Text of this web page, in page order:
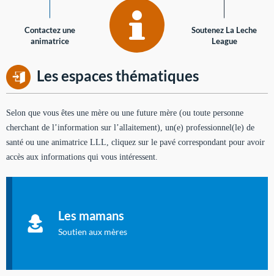
Contactez une
animatrice
Soutenez La Leche
League
Les espaces thématiques
Selon que vous êtes une mère ou une future mère (ou toute personne
cherchant de l’information sur l’allaitement), un(e) professionnel(le) de
santé ou une animatrice LLL, cliquez sur le pavé correspondant pour avoir
accès aux informations qui vous intéressent.
Les mamans
Soutien aux mères
à allaiter et vous informer : toutes les rubriques qui
concernent l'allaitement.